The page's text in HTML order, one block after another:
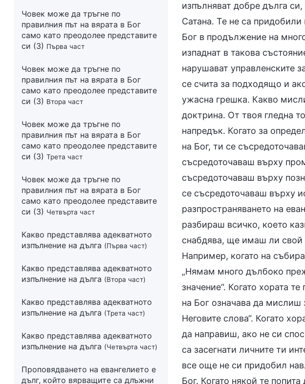
Човек може да тръгне по
правилния път на вярата в Бог
само като преодолее представите
си (3) Първа част
Човек може да тръгне по
правилния път на вярата в Бог
само като преодолее представите
си (3) Втора част
Човек може да тръгне по
правилния път на вярата в Бог
само като преодолее представите
си (3) Трета част
Човек може да тръгне по
правилния път на вярата в Бог
само като преодолее представите
си (3) Четвърта част
Какво представлява адекватното
изпълнение на дълга (Първа част)
Какво представлява адекватното
изпълнение на дълга (Втора част)
Какво представлява адекватното
изпълнение на дълга (Трета част)
Какво представлява адекватното
изпълнение на дълга (Четвърта част)
Проповядването на евангелието е
дълг, който вярващите са длъжни
изпълняват добре дълга
Сатана. Те не са
Бог в продължение на
изпаднат в такова
нарушават управленските
се счита за подходящо и
ужасна грешка. Какво
доктрина. От твоя гледна
напредък. Когато за
на Бог, ти се
съсредоточаваш върху
съсредоточаваш върху
се съсредоточаваш върху
разпространяването на
разбираш всичко, което
снабдява, ще имаш ли
Например, когато на
„Нямам много дълбоко
значение“. Когато хората
на Бог означава да мислиш
Неговите слова“. Когато
да направиш, ако не си
са засегнати личните ти
все още не си придобил
Бог. Когато някой те